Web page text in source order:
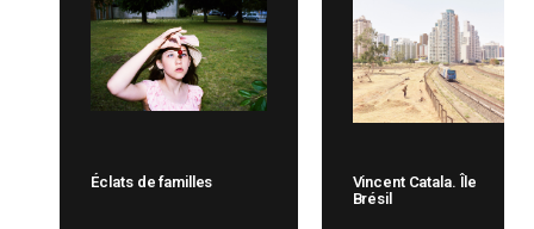
Éclats de familles Vincent Catala. Île
Brésil